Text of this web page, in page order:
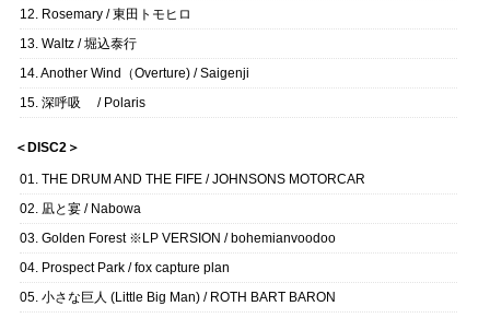
12. Rosemary / 東田トモヒロ
13. Waltz / 堀込泰行
14. Another Wind（Overture) / Saigenji
15. 深呼吸 / Polaris
＜DISC2＞
01. THE DRUM AND THE FIFE / JOHNSONS MOTORCAR
02. 凪と宴 / Nabowa
03. Golden Forest ※LP VERSION / bohemianvoodoo
04. Prospect Park / fox capture plan
05. 小さな巨人 (Little Big Man) / ROTH BART BARON